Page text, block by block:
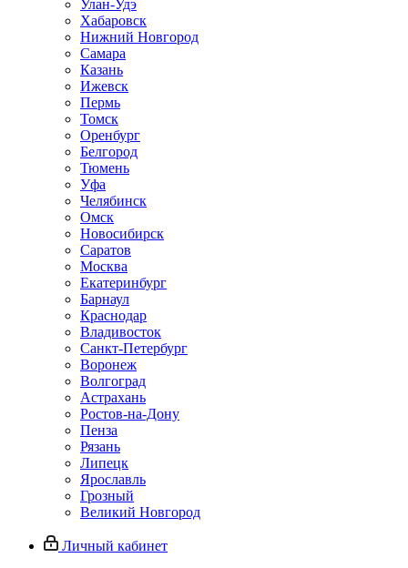
Улан-Удэ
Хабаровск
Нижний Новгород
Самара
Казань
Ижевск
Пермь
Томск
Оренбург
Белгород
Тюмень
Уфа
Челябинск
Омск
Новосибирск
Саратов
Москва
Екатеринбург
Барнаул
Краснодар
Владивосток
Санкт-Петербург
Воронеж
Волгоград
Астрахань
Ростов-на-Дону
Пенза
Рязань
Липецк
Ярославль
Грозный
Великий Новгород
Личный кабинет